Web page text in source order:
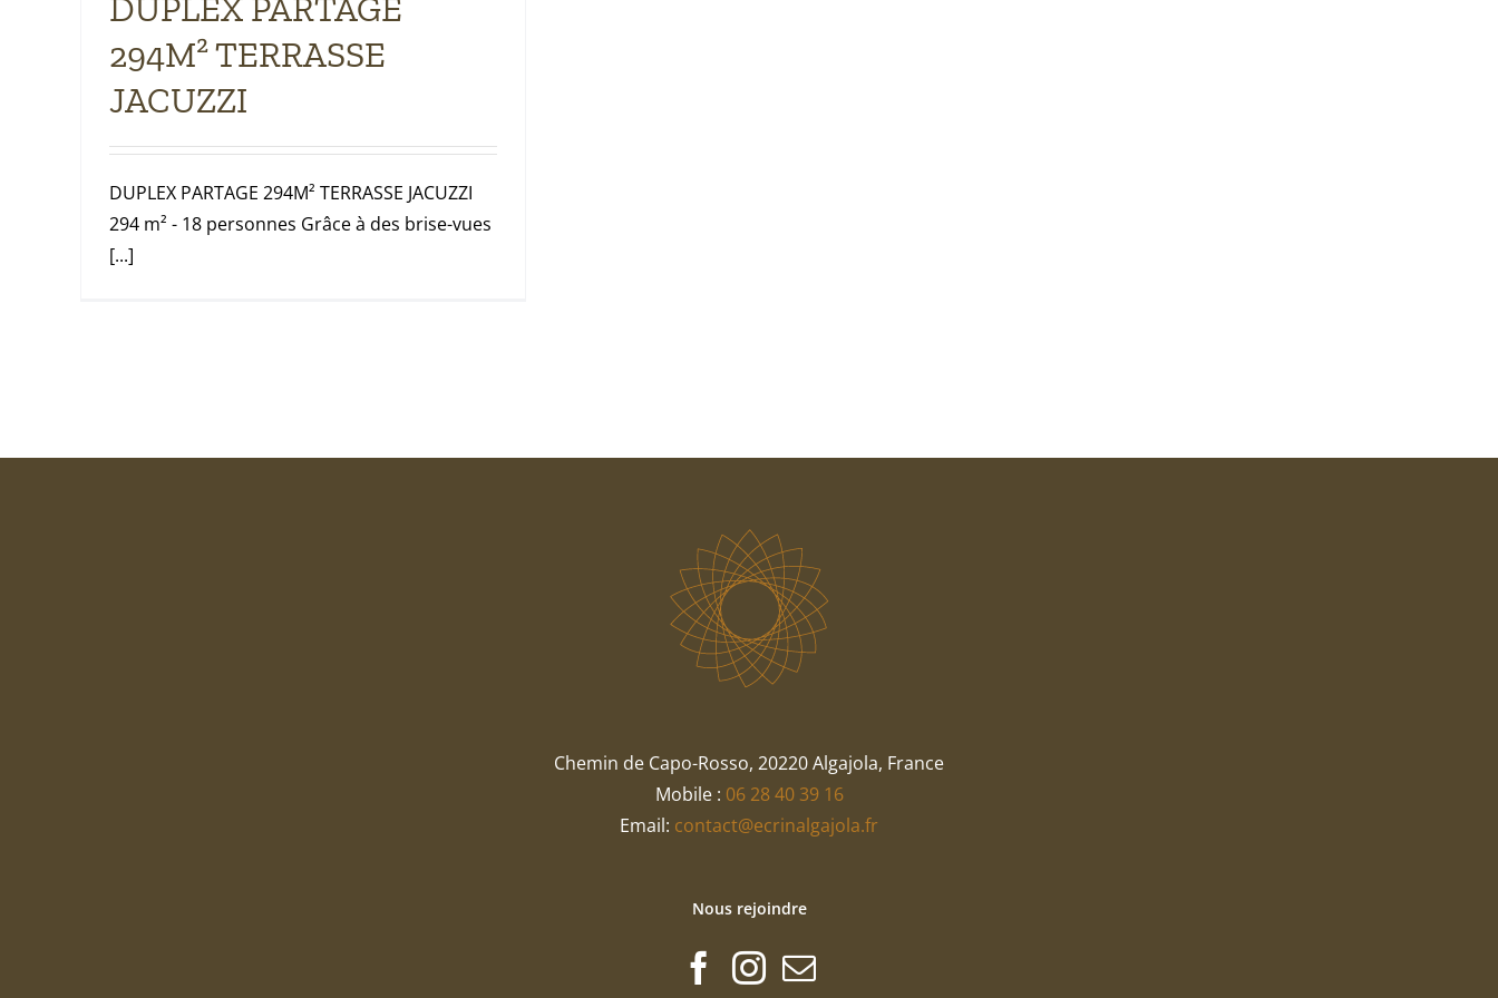
DUPLEX PARTAGE
294M² TERRASSE
JACUZZI
DUPLEX PARTAGE 294M² TERRASSE JACUZZI
294 m² - 18 personnes Grâce à des brise-vues
[...]
Chemin de Capo-Rosso, 20220 Algajola, France
Mobile : 06 28 40 39 16
Email: contact@ecrinalgajola.fr
Nous rejoindre